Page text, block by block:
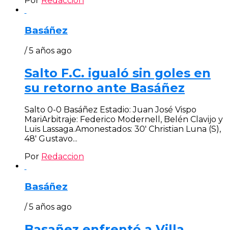
Basáñez
/ 5 años ago
Salto F.C. igualó sin goles en
su retorno ante Basáñez
Salto 0-0 Basáñez Estadio: Juan José Vispo
MariArbitraje: Federico Modernell, Belén Clavijo y
Luis Lassaga.Amonestados: 30′ Christian Luna (S),
48′ Gustavo...
Por Redaccion
Basáñez
/ 5 años ago